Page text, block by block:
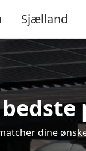
Sjælland
dine